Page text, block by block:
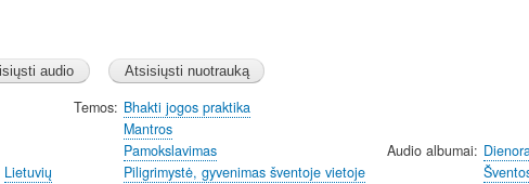
Lietuvių
Temos Bhakti jogos praktika
Mantros
Pamokslavimas
Piligrimystė, gyvenimas šventoje vietoje
Audio albumai